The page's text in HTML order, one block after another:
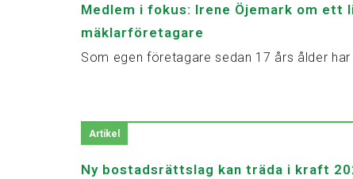
Medlem i fokus: Irene Öjemark om
mäklarföretagare
Som egen företagare sedan 17 års ålder
Artikel
Ny bostadsrättslag kan träda i kraft